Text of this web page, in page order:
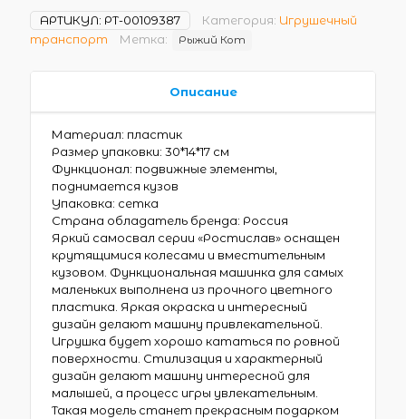
АРТИКУЛ: РТ-00109387 Категория: Игрушечный
транспорт
Метка: Рыжий Кот
Описание
Материал: пластик
Размер упаковки: 30*14*17 см
Функционал: подвижные элементы,
поднимается кузов
Упаковка: сетка
Страна обладатель бренда: Россия
Яркий самосвал серии «Ростислав» оснащен
крутящимися колесами и вместительным
кузовом. Функциональная машинка для самых
маленьких выполнена из прочного цветного
пластика. Яркая окраска и интересный
дизайн делают машину привлекательной.
Игрушка будет хорошо кататься по ровной
поверхности. Стилизация и характерный
дизайн делают машину интересной для
малышей, а процесс игры увлекательным.
Такая модель станет прекрасным подарком